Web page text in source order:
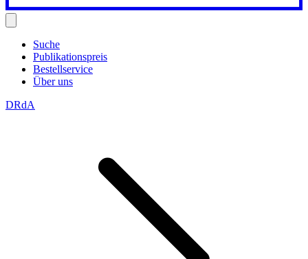
Suche
Publikationspreis
Bestellservice
Über uns
DRdA